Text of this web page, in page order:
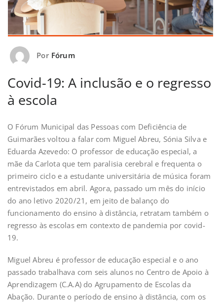
Por Fórum
Covid-19: A inclusão e o regresso
à escola
O Fórum Municipal das Pessoas com Deficiência de
Guimarães voltou a falar com Miguel Abreu, Sónia Silva e
Eduarda Azevedo: O professor de educação especial, a
mãe da Carlota que tem paralisia cerebral e frequenta o
primeiro ciclo e a estudante universitária de música foram
entrevistados em abril. Agora, passado um mês do início
do ano letivo 2020/21, em jeito de balanço do
funcionamento do ensino à distância, retratam também o
regresso às escolas em contexto de pandemia por covid-
19.
Miguel Abreu é professor de educação especial e o ano
passado trabalhava com seis alunos no Centro de Apoio à
Aprendizagem (C.A.A) do Agrupamento de Escolas da
Abação. Durante o período de ensino à distância, com os